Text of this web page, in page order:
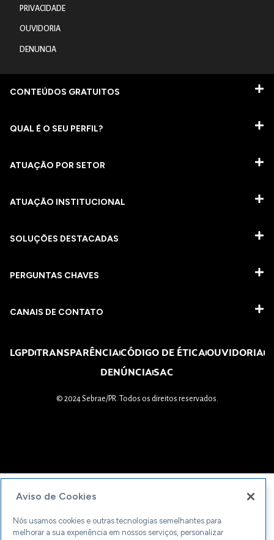
PRIVACIDADE
OUVIDORIA
DENUNCIA
CONTEÚDOS GRATUITOS
QUAL É O SEU PERFIL?
ATUAÇÃO POR SETOR
ATUAÇÃO INSTITUCIONAL
SOLUÇÕES DESTACADAS
PERGUNTAS CHAVES​
CANAIS DE CONTATO
LGPDTRANSPARÊNCIACÓDIGO DE ÉTICAOUVIDORIA
DENÚNCIASAC
© 2024 Sebrae/PR. Todos os direitos reservados.
Aviso de Cookies
Nós usamos cookies e outras tecnologias semelhantes para
melhorar a sua experiência em nossos serviços, personalizar